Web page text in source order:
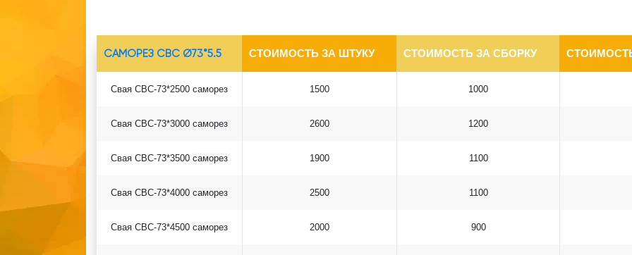
САМОРЕЗ СВС Ø73*5.5 СТОИМОСТЬ ЗА ШТУКУ СТОИМОСТЬ ЗА СБОРКУ
Свая СВС-73*2500 саморез 1500 1000
Свая СВС-73*3000 саморез 2600 1200
Свая СВС-73*3500 саморез 1900 1100
Свая СВС-73*4000 саморез 2500 1100
Свая СВС-73*4500 саморез 2000 900